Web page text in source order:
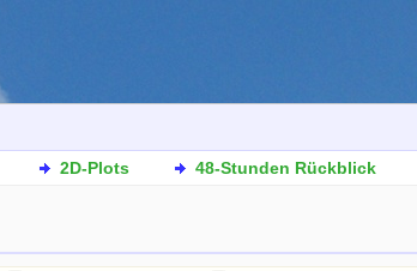
2D-Plots 48-Stunden Rückblick